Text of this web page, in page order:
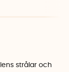
strålar och